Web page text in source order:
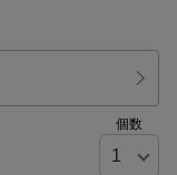
個数